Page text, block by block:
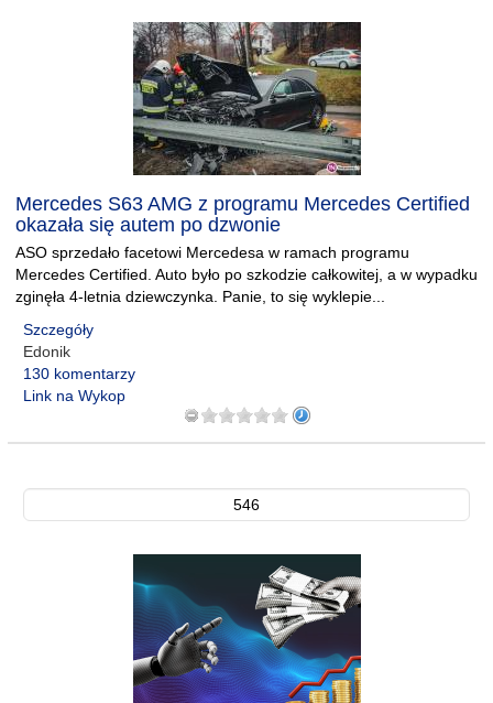
Mercedes S63 AMG z programu Mercedes Certified
okazała się autem po dzwonie
ASO sprzedało facetowi Mercedesa w ramach programu
Mercedes Certified. Auto było po szkodzie całkowitej, a w wypadku
zginęła 4-letnia dziewczynka. Panie, to się wyklepie...
Szczegóły
Edonik
130 komentarzy
Link na Wykop
546